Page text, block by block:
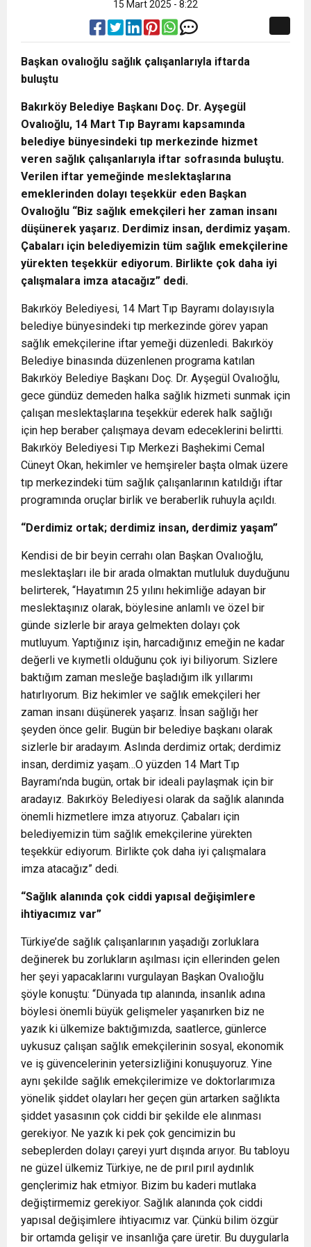
15 Mart 2025 - 8:22
Başkan ovalıoğlu sağlık çalışanlarıyla iftarda
buluştu
Bakırköy Belediye Başkanı Doç. Dr. Ayşegül
Ovalıoğlu, 14 Mart Tıp Bayramı kapsamında
belediye bünyesindeki tıp merkezinde hizmet
veren sağlık çalışanlarıyla iftar sofrasında buluştu.
Verilen iftar yemeğinde meslektaşlarına
emeklerinden dolayı teşekkür eden Başkan
Ovalıoğlu “Biz sağlık emekçileri her zaman insanı
düşünerek yaşarız. Derdimiz insan, derdimiz yaşam.
Çabaları için belediyemizin tüm sağlık emekçilerine
yürekten teşekkür ediyorum. Birlikte çok daha iyi
çalışmalara imza atacağız” dedi.
Bakırköy Belediyesi, 14 Mart Tıp Bayramı dolayısıyla
belediye bünyesindeki tıp merkezinde görev yapan
sağlık emekçilerine iftar yemeği düzenledi. Bakırköy
Belediye binasında düzenlenen programa katılan
Bakırköy Belediye Başkanı Doç. Dr. Ayşegül Ovalıoğlu,
gece gündüz demeden halka sağlık hizmeti sunmak için
çalışan meslektaşlarına teşekkür ederek halk sağlığı
için hep beraber çalışmaya devam edeceklerini belirtti.
Bakırköy Belediyesi Tıp Merkezi Başhekimi Cemal
Cüneyt Okan, hekimler ve hemşireler başta olmak üzere
tıp merkezindeki tüm sağlık çalışanlarının katıldığı iftar
programında oruçlar birlik ve beraberlik ruhuyla açıldı.
“Derdimiz ortak; derdimiz insan, derdimiz yaşam”
Kendisi de bir beyin cerrahı olan Başkan Ovalıoğlu,
meslektaşları ile bir arada olmaktan mutluluk duyduğunu
belirterek, “Hayatımın 25 yılını hekimliğe adayan bir
meslektaşınız olarak, böylesine anlamlı ve özel bir
günde sizlerle bir araya gelmekten dolayı çok
mutluyum. Yaptığınız işin, harcadığınız emeğin ne kadar
değerli ve kıymetli olduğunu çok iyi biliyorum. Sizlere
baktığım zaman mesleğe başladığım ilk yıllarımı
hatırlıyorum. Biz hekimler ve sağlık emekçileri her
zaman insanı düşünerek yaşarız. İnsan sağlığı her
şeyden önce gelir. Bugün bir belediye başkanı olarak
sizlerle bir aradayım. Aslında derdimiz ortak; derdimiz
insan, derdimiz yaşam…O yüzden 14 Mart Tıp
Bayramı’nda bugün, ortak bir ideali paylaşmak için bir
aradayız. Bakırköy Belediyesi olarak da sağlık alanında
önemli hizmetlere imza atıyoruz. Çabaları için
belediyemizin tüm sağlık emekçilerine yürekten
teşekkür ediyorum. Birlikte çok daha iyi çalışmalara
imza atacağız” dedi.
“Sağlık alanında çok ciddi yapısal değişimlere
ihtiyacımız var”
Türkiye’de sağlık çalışanlarının yaşadığı zorluklara
değinerek bu zorlukların aşılması için ellerinden gelen
her şeyi yapacaklarını vurgulayan Başkan Ovalıoğlu
şöyle konuştu: “Dünyada tıp alanında, insanlık adına
böylesi önemli büyük gelişmeler yaşanırken biz ne
yazık ki ülkemize baktığımızda, saatlerce, günlerce
uykusuz çalışan sağlık emekçilerinin sosyal, ekonomik
ve iş güvencelerinin yetersizliğini konuşuyoruz. Yine
aynı şekilde sağlık emekçilerimize ve doktorlarımıza
yönelik şiddet olayları her geçen gün artarken sağlıkta
şiddet yasasının çok ciddi bir şekilde ele alınması
gerekiyor. Ne yazık ki pek çok gencimizin bu
sebeplerden dolayı çareyi yurt dışında arıyor. Bu tabloyu
ne güzel ülkemiz Türkiye, ne de pırıl pırıl aydınlık
gençlerimiz hak etmiyor. Bizim bu kaderi mutlaka
değiştirmemiz gerekiyor. Sağlık alanında çok ciddi
yapısal değişimlere ihtiyacımız var. Çünkü bilim özgür
bir ortamda gelişir ve insanlığa çare üretir. Bu duygularla